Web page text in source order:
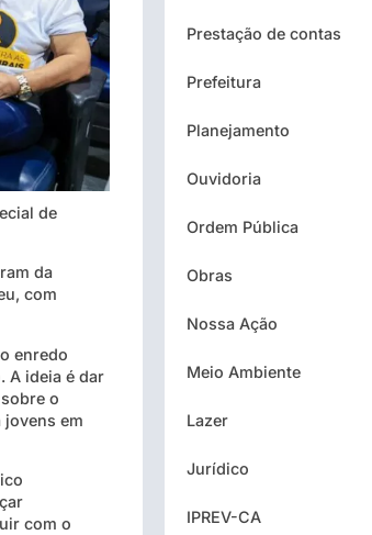
de
da
com
enredo
A ideia é dar
o
em
com o
Prestação de contas
Prefeitura
Planejamento
Ouvidoria
Ordem Pública
Obras
Nossa Ação
Meio Ambiente
Lazer
Jurídico
IPREV-CA